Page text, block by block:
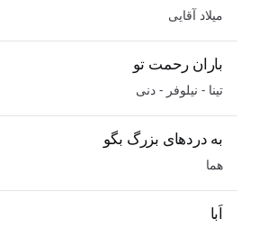
میلاد آقایی
باران رحمت تو
تینا - نیلوفر - دنی
به دردهای بزرگ بگو
هما
اَبا